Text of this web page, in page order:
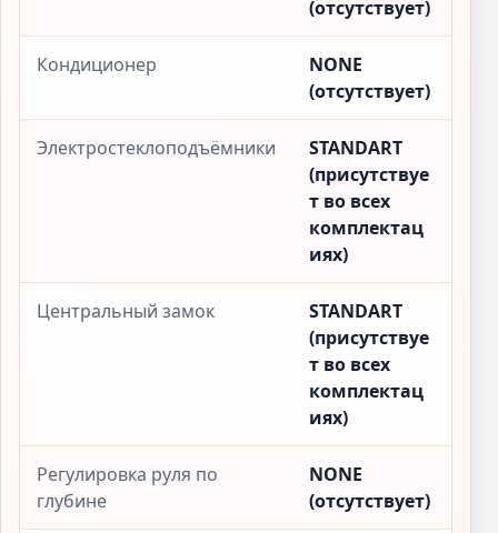
(отсутствует)
Кондиционер
NONE
(отсутствует)
Электростеклоподъёмники
STANDART
(присутствуе
т во всех
комплектац
иях)
Центральный замок
STANDART
(присутствуе
т во всех
комплектац
иях)
Регулировка руля по
глубине
NONE
(отсутствует)